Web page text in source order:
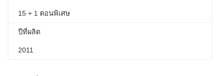
15 + 1 ตอนพิเศษ
ปีที่ผลิต
2011